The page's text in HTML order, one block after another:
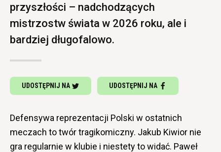
przyszłości – nadchodzących
mistrzostw świata w 2026 roku, ale i
bardziej długofalowo.
UDOSTĘPNIJ NA UDOSTĘPNIJ NA
Defensywa reprezentacji Polski w ostatnich
meczach to twór tragikomiczny. Jakub Kiwior nie
gra regularnie w klubie i niestety to widać. Paweł